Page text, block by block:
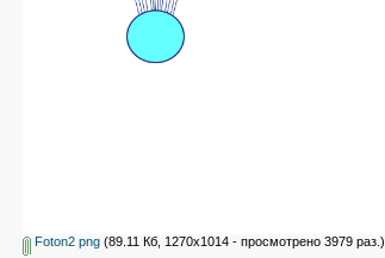
Foton2 png(89.11 Кб, 1270x1014 - просмотрено 3979 раз.)